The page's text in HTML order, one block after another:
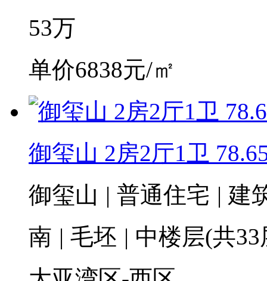
53万
单价6838元/㎡
御玺山 2房2厅1卫
御玺山 | 普通住宅 | 建
南 | 毛坯 | 中楼层(共